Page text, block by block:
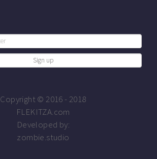
Copyright © 2016 - 2018
FLEKITZA.com
Developed by:
zombie.studio